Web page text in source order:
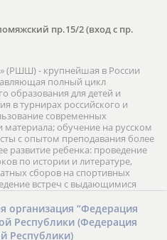
пр.15/2 (вход с пр.
- крупнейшая в России
полный цикл
образования для детей и
в турнирах российского и
современных
обучение на русском
с опытом преподавания более
развитие ребенка: проведение
по истории и литературе,
сборов на спортивных
встреч с выдающимися
онлайн обучение в
занятий, круглые столы
организация фестивалей;
и турниров.
организация “Федерация
Республики (Федерация
Республики)